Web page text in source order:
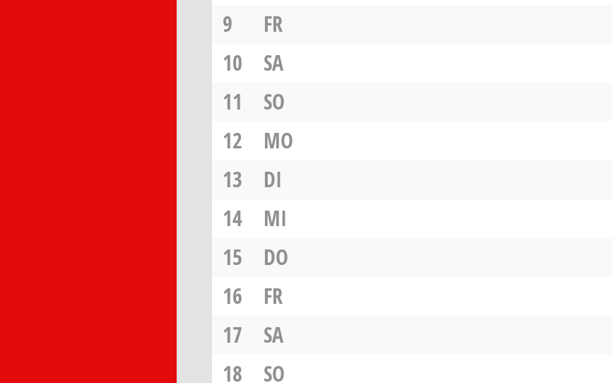
9
FR
10
SA
11
SO
12
MO
13
DI
14
MI
15
DO
16
FR
17
SA
18
SO